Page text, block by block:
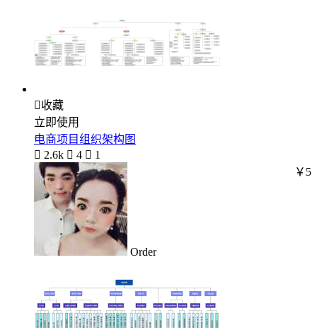
收藏
立即使用
电商项目组织架构图
 2.6k  4  1
Order
￥5